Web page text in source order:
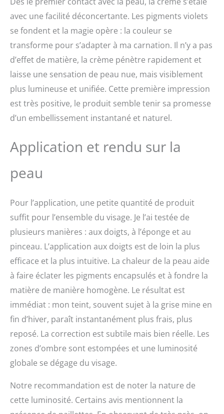
Erborian : produits,
ingrédients et matières
premières sans essais
développées selon la
cosmétique coréenne
avec une facilité déconcertante. Les pigments violets
se fondent et la magie opère : la couleur se
transforme pour s’adapter à ma carnation. Il n’y a pas
d’effet de matière, la crème pénètre rapidement et
laisse une sensation de peau nue, mais visiblement
plus lumineuse et unifiée. Cette première impression
est très positive, le produit semble tenir sa promesse
d’un embellissement instantané et naturel.
Application et rendu sur la
peau
Pour l’application, une petite quantité de produit
suffit pour l’ensemble du visage. Je l’ai testée de
plusieurs manières : aux doigts, à l’éponge et au
pinceau. L’application aux doigts est de loin la plus
efficace et la plus intuitive. La chaleur de la peau aide
à faire éclater les pigments encapsulés et à fondre la
matière de manière homogène. Le résultat est
immédiat : mon teint, souvent sujet à la grise mine en
fin d’hiver, paraît instantanément plus frais, plus
reposé. La correction est subtile mais bien réelle. Les
zones d’ombre sont estompées et une luminosité
globale se dégage du visage.
Notre recommandation est de noter la nature de
cette luminosité. Certains avis mentionnent la